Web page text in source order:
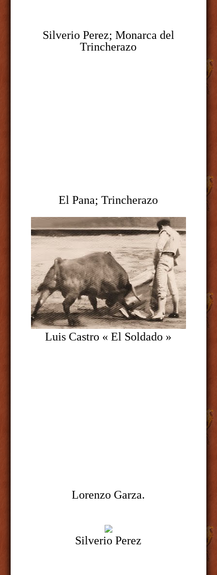
Silverio Perez; Monarca del
Trincherazo
El Pana; Trincherazo
Luis Castro « El Soldado »
Lorenzo Garza.
Silverio Perez